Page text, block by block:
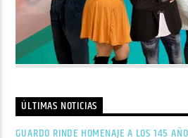
ÚLTIMAS NOTICIAS
GUARDO RINDE HOMENAJE A LOS 145